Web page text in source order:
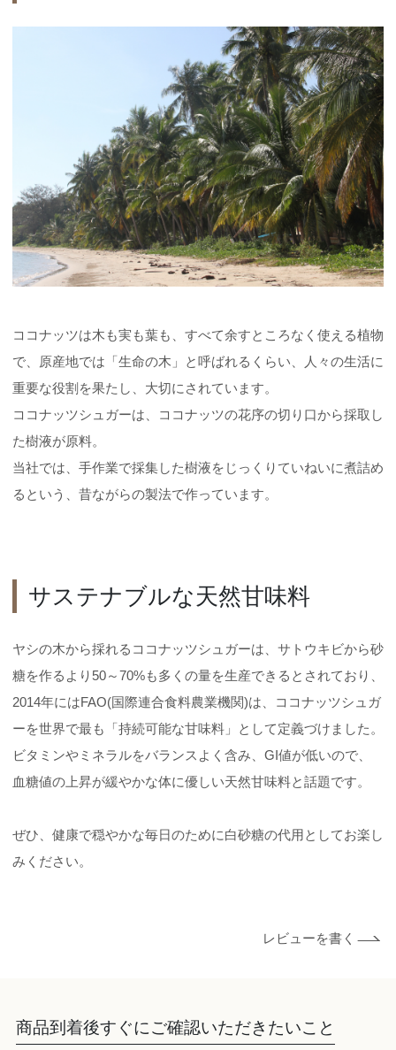
ココナッツは木も実も葉も、すべて余すところなく使える植物
で、原産地では「生命の木」と呼ばれるくらい、人々の生活に
重要な役割を果たし、大切にされています。
ココナッツシュガーは、ココナッツの花序の切り口から採取し
た樹液が原料。
当社では、手作業で採集した樹液をじっくりていねいに煮詰め
るという、昔ながらの製法で作っています。
サステナブルな天然甘味料
ヤシの木から採れるココナッツシュガーは、サトウキビから砂
糖を作るより50～70%も多くの量を生産できるとされており、
2014年にはFAO(国際連合食料農業機関)は、ココナッツシュガ
ーを世界で最も「持続可能な甘味料」として定義づけました。
ビタミンやミネラルをバランスよく含み、GI値が低いので、
血糖値の上昇が緩やかな体に優しい天然甘味料と話題です。
ぜひ、健康で穏やかな毎日のために白砂糖の代用としてお楽し
みください。
レビューを書く
商品到着後すぐにご確認いただきたいこと